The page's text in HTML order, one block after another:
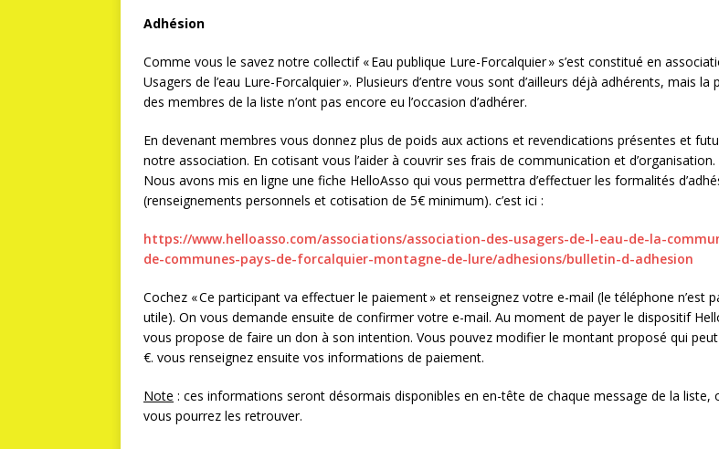
Adhésion
Comme vous le savez notre collectif « Eau publique Lure-Forcalquier » s’est constitué en
Usagers de l’eau Lure-Forcalquier ». Plusieurs d’entre vous sont d’ailleurs déjà adhérents, mais la
des membres de la liste n’ont pas encore eu l’occasion d’adhérer.
En devenant membres vous donnez plus de poids aux actions et revendications présentes et
notre association. En cotisant vous l’aider à couvrir ses frais de communication et d’organisation.
Nous avons mis en ligne une fiche HelloAsso qui vous permettra d’effectuer les formalités
(renseignements personnels et cotisation de 5€ minimum). c’est ici :
https://www.helloasso.com/associations/association-des-usagers-de-l-eau-de-la-
de-communes-pays-de-forcalquier-montagne-de-lure/adhesions/bulletin-d-adhesion
Cochez « Ce participant va effectuer le paiement » et renseignez votre e-mail (le téléphone n’est
utile). On vous demande ensuite de confirmer votre e-mail. Au moment de payer le dispositif
vous propose de faire un don à son intention. Vous pouvez modifier le montant proposé qui
€. vous renseignez ensuite vos informations de paiement.
Note : ces informations seront désormais disponibles en en-tête de chaque message de la liste,
vous pourrez les retrouver.